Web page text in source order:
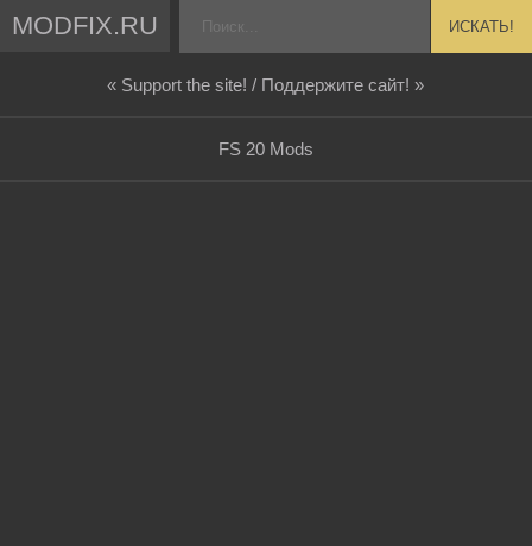
MODFIX.RU ИСКАТЬ!
« Support the site! / Поддержите сайт! »
FS 20 Mods